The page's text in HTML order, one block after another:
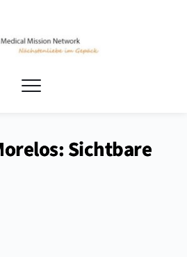
Sichtbare